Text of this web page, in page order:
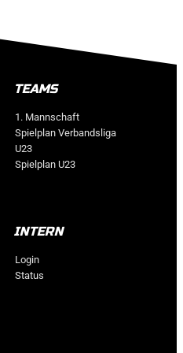
TEAMS
1. Mannschaft
Spielplan Verbandsliga
U23
Spielplan U23
INTERN
Login
Status